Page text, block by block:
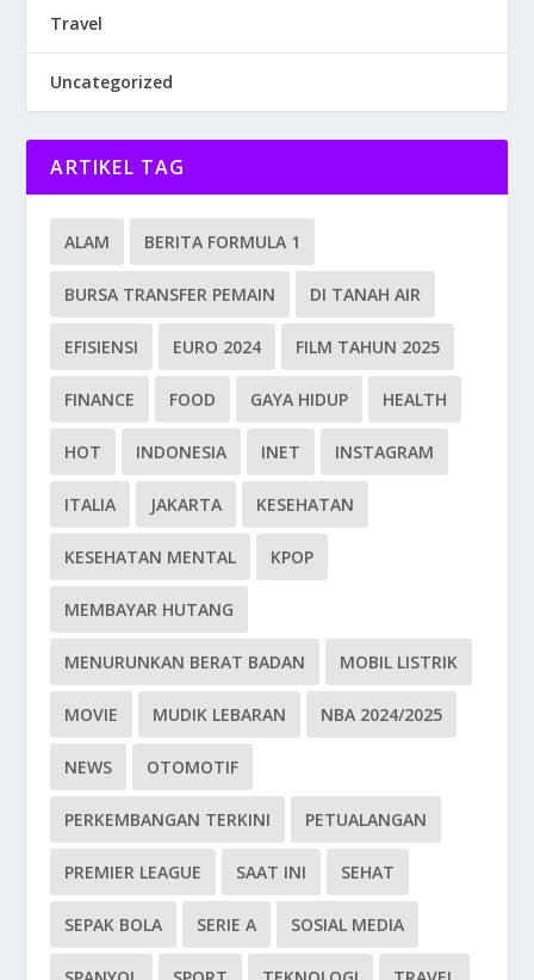
Travel
Uncategorized
ARTIKEL TAG
ALAM BERITA FORMULA 1
BURSA TRANSFER PEMAIN DI TANAH AIR
EFISIENSI EURO 2024 FILM TAHUN 2025
FINANCE FOOD GAYA HIDUP HEALTH
HOT INDONESIA INET INSTAGRAM
ITALIA JAKARTA KESEHATAN
KESEHATAN MENTAL KPOP
MEMBAYAR HUTANG
MENURUNKAN BERAT BADAN MOBIL LISTRIK
MOVIE MUDIK LEBARAN NBA 2024/2025
NEWS OTOMOTIF
PERKEMBANGAN TERKINI PETUALANGAN
PREMIER LEAGUE SAAT INI SEHAT
SEPAK BOLA SERIE A SOSIAL MEDIA